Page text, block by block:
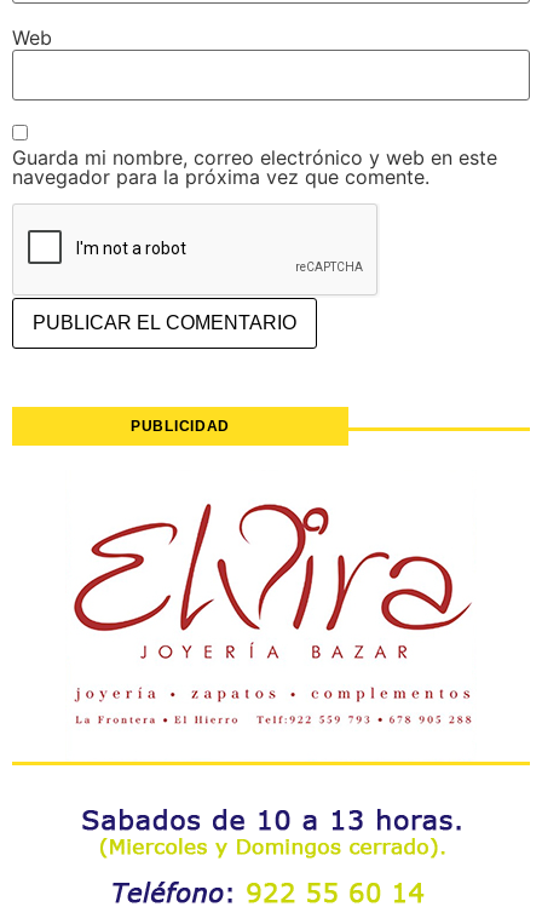
Web
Guarda mi nombre, correo electrónico y web en este
navegador para la próxima vez que comente.
PUBLICIDAD